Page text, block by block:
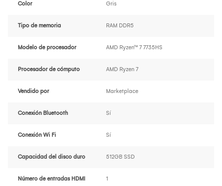
Color Gris
Tipo de memoria RAM DDR5
Modelo de procesador AMD Ryzen™ 7 7735HS
Procesador de cómputo AMD Ryzen 7
Vendido por Marketplace
Conexión Bluetooth Sí
Conexión Wi Fi Sí
Capacidad del disco duro 512GB SSD
Número de entradas HDMI 1